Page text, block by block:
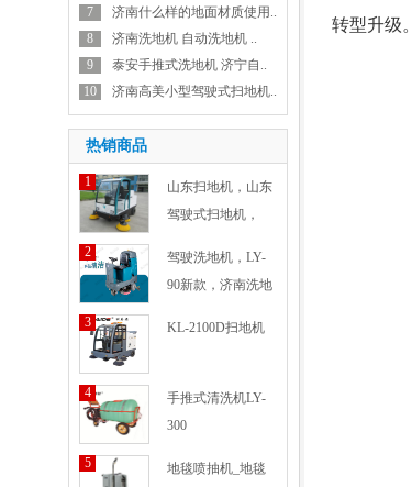
7
济南什么样的地面材质使用..
8
济南洗地机 自动洗地机 ..
9
泰安手推式洗地机 济宁自..
10
济南高美小型驾驶式扫地机..
热销商品
1
山东扫地机，山东
驾驶式扫地机，
2
驾驶洗地机，LY-
90新款，济南洗地
3 KL-2100D扫地机
4
手推式清洗机LY-
300
5
地毯喷抽机_地毯
转型升级。